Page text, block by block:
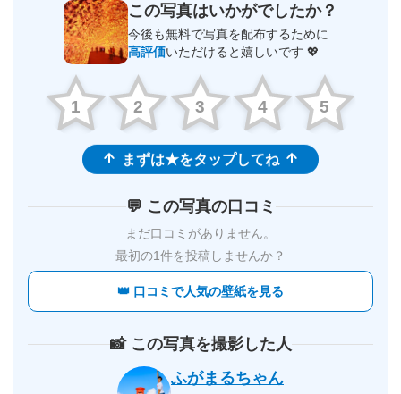
この写真はいかがでしたか？
今後も無料で写真を配布するために
高評価いただけると嬉しいです 💖
1 2 3 4 5
まずは★をタップしてね
💬 この写真の口コミ
まだ口コミがありません。
最初の1件を投稿しませんか？
👑 口コミで人気の壁紙を見る
📸 この写真を撮影した人
ふがまるちゃん